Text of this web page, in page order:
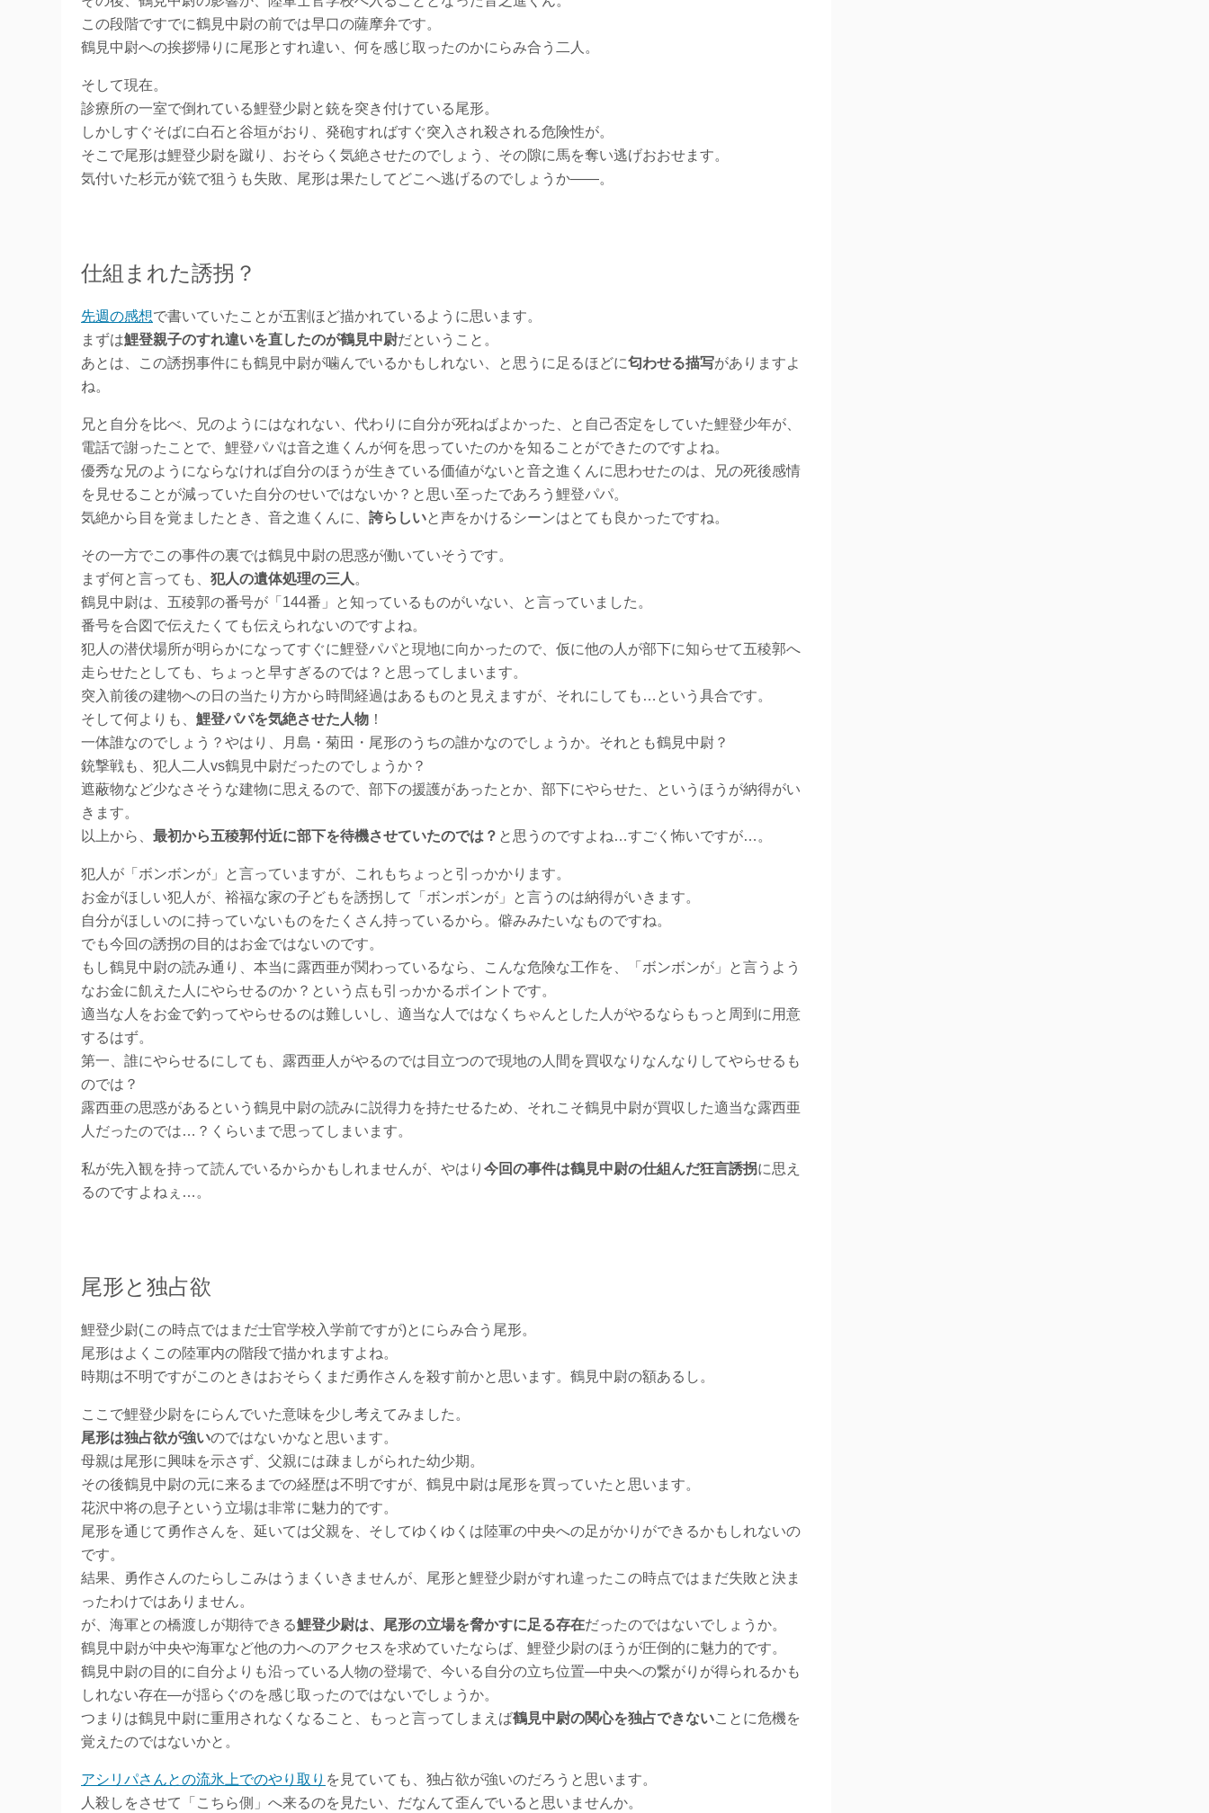
この段階ですでに鶴見中尉の前では早口の薩摩弁です。
鶴見中尉への挨拶帰りに尾形とすれ違い、何を感じ取ったのかにらみ合う二人。
そして現在。
診療所の一室で倒れている鯉登少尉と銃を突き付けている尾形。
しかしすぐそばに白石と谷垣がおり、発砲すればすぐ突入され殺される危険性が。
そこで尾形は鯉登少尉を蹴り、おそらく気絶させたのでしょう、その隙に馬を奪い逃げおおせます。
気付いた杉元が銃で狙うも失敗、尾形は果たしてどこへ逃げるのでしょうか――。
仕組まれた誘拐？
先週の感想で書いていたことが五割ほど描かれているように思います。
まずは鯉登親子のすれ違いを直したのが鶴見中尉だということ。
あとは、この誘拐事件にも鶴見中尉が噛んでいるかもしれない、と思うに足るほどに匂わせる描写がありますよ
ね。
兄と自分を比べ、兄のようにはなれない、代わりに自分が死ねばよかった、と自己否定をしていた鯉登少年が、
電話で謝ったことで、鯉登パパは音之進くんが何を思っていたのかを知ることができたのですよね。
優秀な兄のようにならなければ自分のほうが生きている価値がないと音之進くんに思わせたのは、兄の死後感情
を見せることが減っていた自分のせいではないか？と思い至ったであろう鯉登パパ。
気絶から目を覚ましたとき、音之進くんに、 誇らしいと声をかけるシーンはとても良かったですね。
その一方でこの事件の裏では鶴見中尉の思惑が働いていそうです。
まず何と言っても、 犯人の遺体処理の三人 。
鶴見中尉は、五稜郭の番号が「144番」と知っているものがいない、と言っていました。
番号を合図で伝えたくても伝えられないのですよね。
犯人の潜伏場所が明らかになってすぐに鯉登パパと現地に向かったので、仮に他の人が部下に知らせて五稜郭へ
走らせたとしても、ちょっと早すぎるのでは？と思ってしまいます。
突入前後の建物への日の当たり方から時間経過はあるものと見えますが、それにしても…という具合です。
そして何よりも、 鯉登パパを気絶させた人物 ！
一体誰なのでしょう？やはり、月島・菊田・尾形のうちの誰かなのでしょうか。それとも鶴見中尉？
銃撃戦も、犯人二人vs鶴見中尉だったのでしょうか？
遮蔽物など少なさそうな建物に思えるので、部下の援護があったとか、部下にやらせた、というほうが納得がい
きます。
以上から、 最初から五稜郭付近に部下を待機させていたのでは？ と思うのですよね…すごく怖いですが…。
犯人が「ボンボンが」と言っていますが、これもちょっと引っかかります。
お金がほしい犯人が、裕福な家の子どもを誘拐して「ボンボンが」と言うのは納得がいきます。
自分がほしいのに持っていないものをたくさん持っているから。僻みみたいなものですね。
でも今回の誘拐の目的はお金ではないのです。
もし鶴見中尉の読み通り、本当に露西亜が関わっているなら、こんな危険な工作を、「ボンボンが」と言うよう
なお金に飢えた人にやらせるのか？という点も引っかかるポイントです。
適当な人をお金で釣ってやらせるのは難しいし、適当な人ではなくちゃんとした人がやるならもっと周到に用意
するはず。
第一、誰にやらせるにしても、露西亜人がやるのでは目立つので現地の人間を買収なりなんなりしてやらせるも
のでは？
露西亜の思惑があるという鶴見中尉の読みに説得力を持たせるため、それこそ鶴見中尉が買収した適当な露西亜
人だったのでは…？くらいまで思ってしまいます。
私が先入観を持って読んでいるからかもしれませんが、やはり 今回の事件は鶴見中尉の仕組んだ狂言誘拐に思え
るのですよねぇ…。
尾形と独占欲
鯉登少尉(この時点ではまだ士官学校入学前ですが)とにらみ合う尾形。
尾形はよくこの陸軍内の階段で描かれますよね。
時期は不明ですがこのときはおそらくまだ勇作さんを殺す前かと思います。鶴見中尉の額あるし。
ここで鯉登少尉をにらんでいた意味を少し考えてみました。
尾形は独占欲が強いのではないかなと思います。
母親は尾形に興味を示さず、父親には疎ましがられた幼少期。
その後鶴見中尉の元に来るまでの経歴は不明ですが、鶴見中尉は尾形を買っていたと思います。
花沢中将の息子という立場は非常に魅力的です。
尾形を通じて勇作さんを、延いては父親を、そしてゆくゆくは陸軍の中央への足がかりができるかもしれないの
です。
結果、勇作さんのたらしこみはうまくいきませんが、尾形と鯉登少尉がすれ違ったこの時点ではまだ失敗と決ま
ったわけではありません。
が、海軍との橋渡しが期待できる鯉登少尉は、尾形の立場を脅かすに足る存在だったのではないでしょうか。
鶴見中尉が中央や海軍など他の力へのアクセスを求めていたならば、鯉登少尉のほうが圧倒的に魅力的です。
鶴見中尉の目的に自分よりも沿っている人物の登場で、今いる自分の立ち位置―中央への繋がりが得られるかも
しれない存在―が揺らぐのを感じ取ったのではないでしょうか。
つまりは鶴見中尉に重用されなくなること、もっと言ってしまえば鶴見中尉の関心を独占できないことに危機を
覚えたのではないかと。
アシリパさんとの流氷上でのやり取り を見ていても、独占欲が強いのだろうと思います。
人殺しをさせて「こちら側」へ来るのを見たい、だなんて歪んでいると思いませんか。